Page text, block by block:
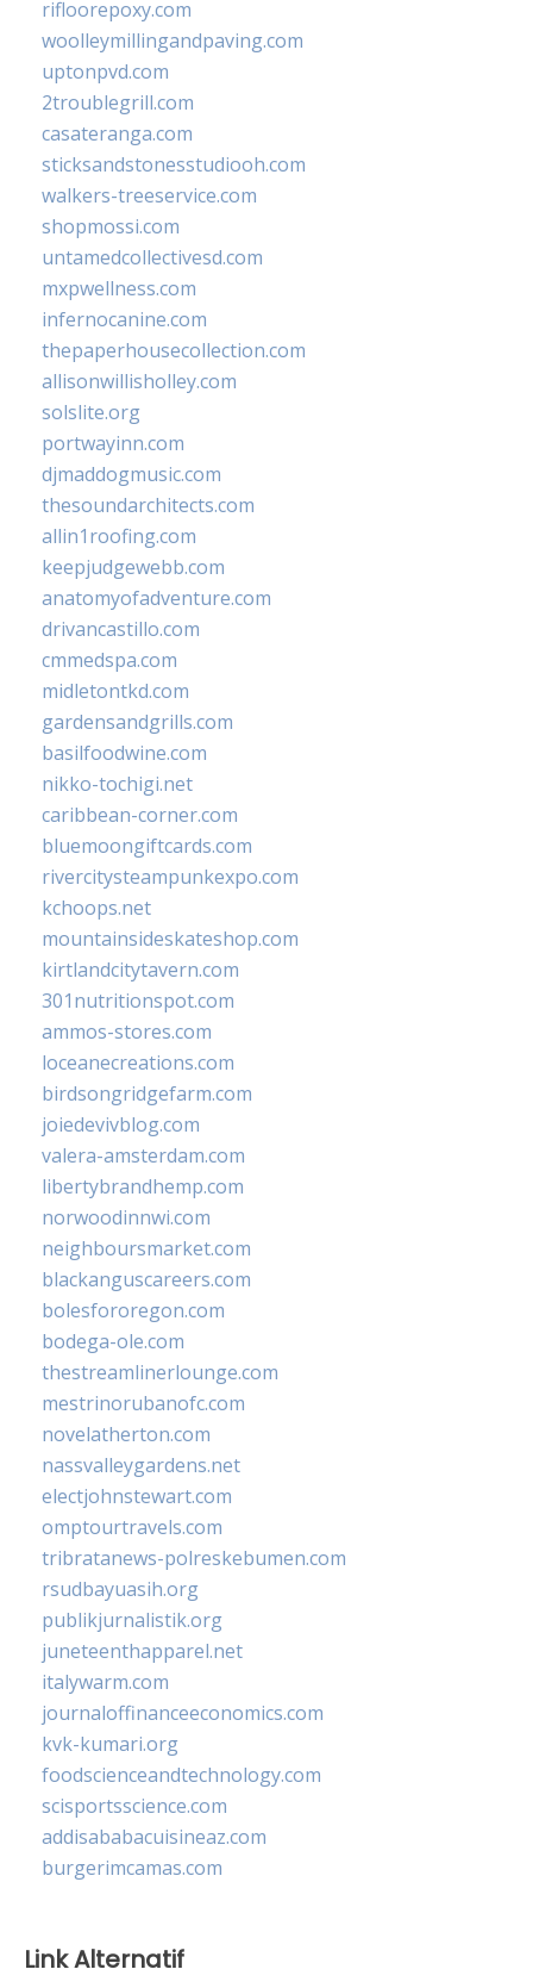
rifloorepoxy.com
woolleymillingandpaving.com
uptonpvd.com
2troublegrill.com
casateranga.com
sticksandstonesstudiooh.com
walkers-treeservice.com
shopmossi.com
untamedcollectivesd.com
mxpwellness.com
infernocanine.com
thepaperhousecollection.com
allisonwillisholley.com
solslite.org
portwayinn.com
djmaddogmusic.com
thesoundarchitects.com
allin1roofing.com
keepjudgewebb.com
anatomyofadventure.com
drivancastillo.com
cmmedspa.com
midletontkd.com
gardensandgrills.com
basilfoodwine.com
nikko-tochigi.net
caribbean-corner.com
bluemoongiftcards.com
rivercitysteampunkexpo.com
kchoops.net
mountainsideskateshop.com
kirtlandcitytavern.com
301nutritionspot.com
ammos-stores.com
loceanecreations.com
birdsongridgefarm.com
joiedevivblog.com
valera-amsterdam.com
libertybrandhemp.com
norwoodinnwi.com
neighboursmarket.com
blackanguscareers.com
bolesfororegon.com
bodega-ole.com
thestreamlinerlounge.com
mestrinorubanofc.com
novelatherton.com
nassvalleygardens.net
electjohnstewart.com
omptourtravels.com
tribratanews-polreskebumen.com
rsudbayuasih.org
publikjurnalistik.org
juneteenthapparel.net
italywarm.com
journaloffinanceeconomics.com
kvk-kumari.org
foodscienceandtechnology.com
scisportsscience.com
addisababacuisineaz.com
burgerimcamas.com
Link Alternatif